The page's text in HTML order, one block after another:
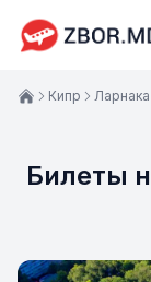
Билеты
Кипр Ларнака